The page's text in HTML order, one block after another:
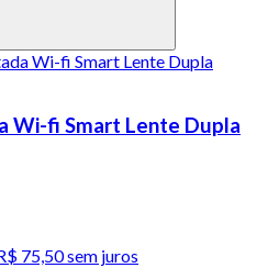
Wi-fi Smart Lente Dupla
75,50 sem juros